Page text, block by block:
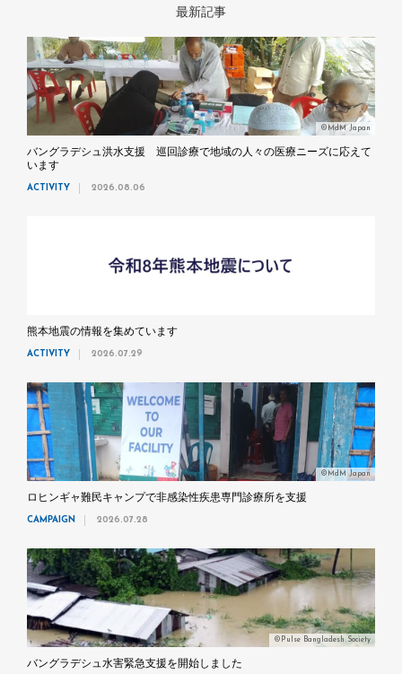
最新記事
©MdM Japan
バングラデシュ洪水支援 巡回診療で地域の人々の医療ニーズに応えて
います
ACTIVITY 2026.08.06
熊本地震の情報を集めています
ACTIVITY 2026.07.29
©MdM Japan
ロヒンギャ難民キャンプで非感染性疾患専門診療所を支援
CAMPAIGN 2026.07.28
©Pulse Bangladesh Society
バングラデシュ水害緊急支援を開始しました